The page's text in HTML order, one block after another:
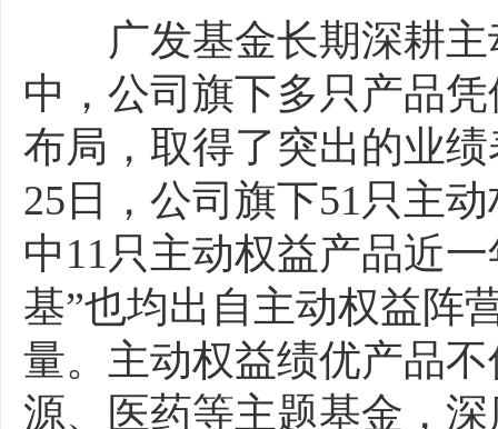
广发基金长期深耕主
中，公司旗下多只产品
布局，取得了突出的业
25日，公司旗下51只主
中11只主动权益产品近
基”也均出自主动权益阵
量。主动权益绩优产品
源、医药等主题基金，